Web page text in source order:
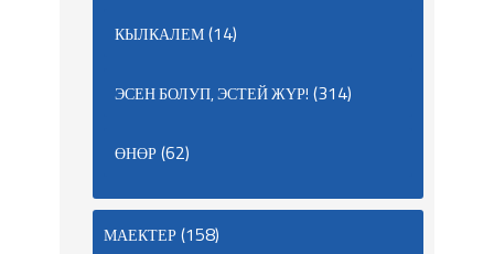
КЫЛКАЛЕМ(14)
ЭСЕН БОЛУП, ЭСТЕЙ ЖҮР! (314)
ӨНӨР(62)
МАЕКТЕР(158)